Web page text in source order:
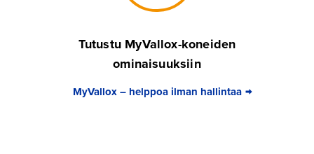
Tutustu MyVallox-koneiden
ominaisuuksiin
MyVallox – helppoa ilman hallintaa